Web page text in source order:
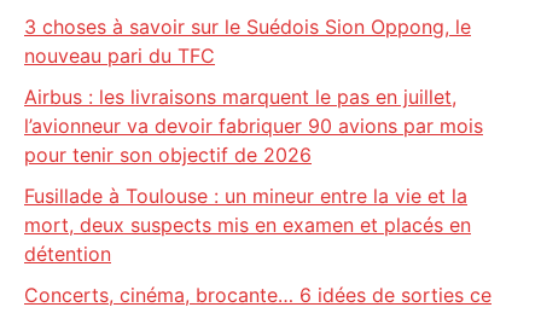
3 choses à savoir sur le Suédois Sion Oppong, le
nouveau pari du TFC
Airbus : les livraisons marquent le pas en juillet,
l’avionneur va devoir fabriquer 90 avions par mois
pour tenir son objectif de 2026
Fusillade à Toulouse : un mineur entre la vie et la
mort, deux suspects mis en examen et placés en
détention
Concerts, cinéma, brocante… 6 idées de sorties ce